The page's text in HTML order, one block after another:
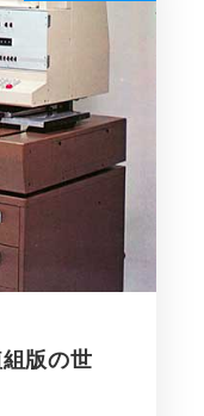
版の世